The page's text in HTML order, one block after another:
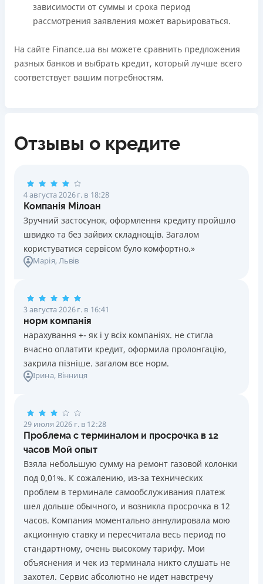
зависимости от суммы и срока период
рассмотрения заявления может варьироваться.
На сайте Finance.ua вы можете сравнить предложения
разных банков и выбрать кредит, который лучше всего
соответствует вашим потребностям.
Отзывы о кредите
4 августа 2026 г. в 18:28
Компанія Мілоан
Зручний застосунок, оформлення кредиту пройшло
швидко та без зайвих складнощів. Загалом
користуватися сервісом було комфортно.»
Марія, Львів
3 августа 2026 г. в 16:41
норм компанія
нарахування +- як і у всіх компаніях. не стигла
вчасно оплатити кредит, оформила пролонгацію,
закрила пізніше. загалом все норм.
Ірина, Вінниця
29 июля 2026 г. в 12:28
Проблема с терминалом и просрочка в 12
часов Мой опыт
Взяла небольшую сумму на ремонт газовой колонки
под 0,01%. К сожалению, из-за технических
проблем в терминале самообслуживания платеж
шел дольше обычного, и возникла просрочка в 12
часов. Компания моментально аннулировала мою
акционную ставку и пересчитала весь период по
стандартному, очень высокому тарифу. Мои
объяснения и чек из терминала никто слушать не
захотел. Сервис абсолютно не идет навстречу